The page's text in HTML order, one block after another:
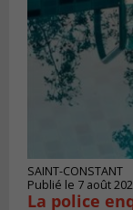
SAINT-CONSTANT
Publié le 7 août
La police